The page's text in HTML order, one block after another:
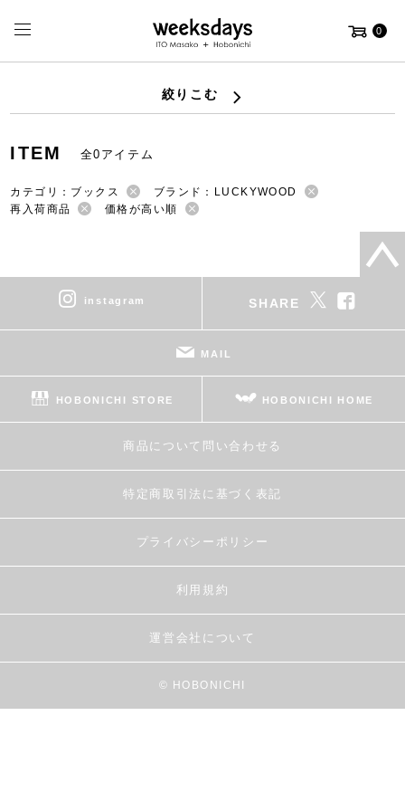
0
絞りこむ
ITEM 全0アイテム
カテゴリ：ブックス
ブランド：LUCKYWOOD
再入荷商品
価格が高い順
instagram SHARE
MAIL
HOBONICHI STORE HOBONICHI HOME
商品について問い合わせる
特定商取引法に基づく表記
プライバシーポリシー
利用規約
運営会社について
© HOBONICHI